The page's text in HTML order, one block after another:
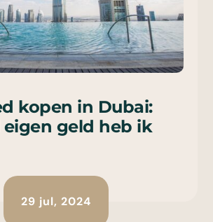
kopen in Dubai:
eigen geld heb ik
29 jul, 2024